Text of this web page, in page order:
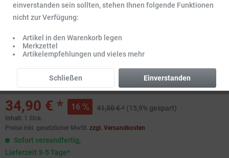
34,90 € * 16 41,50 € * (15,9% gespart)
Inhalt: 1 Stck.
Preise inkl. gesetzlicher MwSt. zzgl. Versandkosten
Sofort versandfertig,
Lieferzeit 3-5 Tage*
einverstanden sein sollten, stehen Ihnen folgende Funktionen
nicht zur Verfügung:
Artikel in den Warenkorb legen
Merkzettel
Artikelempfehlungen und vieles mehr
Einverstanden
Schließen